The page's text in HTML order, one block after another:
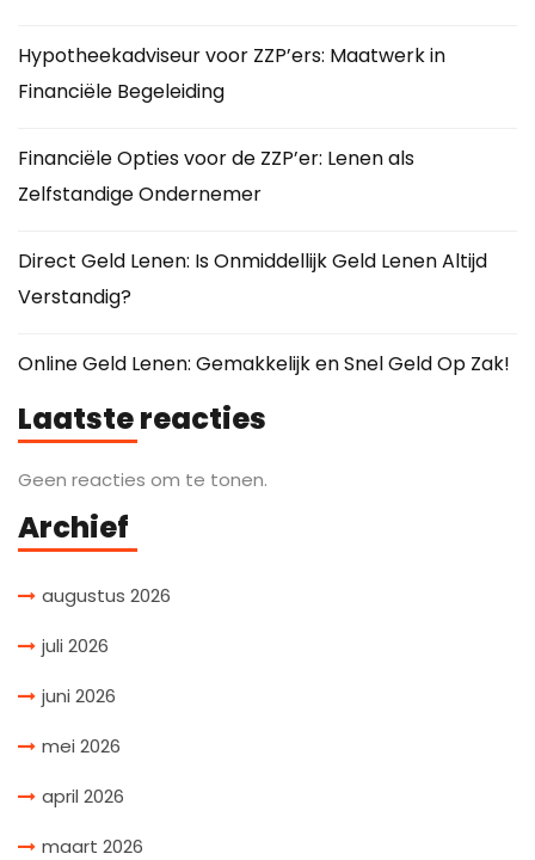
Hypotheekadviseur voor ZZP’ers: Maatwerk in
Financiële Begeleiding
Financiële Opties voor de ZZP’er: Lenen als
Zelfstandige Ondernemer
Direct Geld Lenen: Is Onmiddellijk Geld Lenen Altijd
Verstandig?
Online Geld Lenen: Gemakkelijk en Snel Geld Op Zak!
Laatste reacties
Geen reacties om te tonen.
Archief
augustus 2026
juli 2026
juni 2026
mei 2026
april 2026
maart 2026